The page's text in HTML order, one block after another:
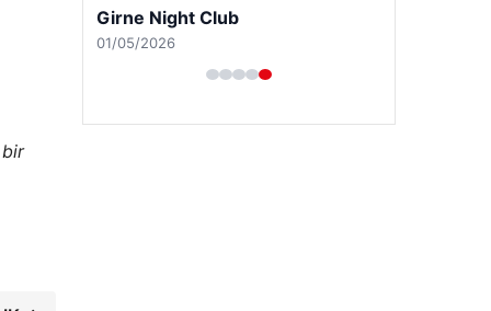
Girne Night Club
01/05/2026